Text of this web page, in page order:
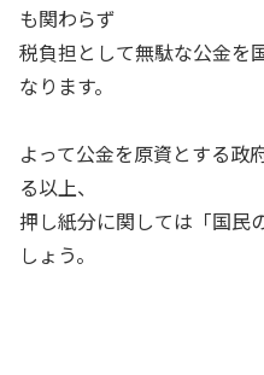
も関わらず
税負担として無駄な公金を
なります。
よって公金を原資とする政
る以上、
押し紙分に関しては「国民
しょう。